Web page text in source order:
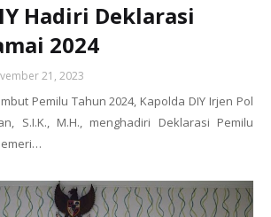
Hadiri Deklarasi
2024
21, 2023
Pemilu Tahun 2024, Kapolda DIY Irjen Pol
S.I.K., M.H., menghadiri Deklarasi Pemilu